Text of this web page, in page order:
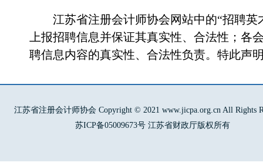
江苏省注册会计师协会网站中的“招聘
上报招聘信息并保证其真实性、合法性；
聘信息内容的真实性、合法性负责。特此声
江苏省注册会计师协会 Copyright © 2021 www.jicpa.org.cn All Rights
苏ICP备05009673号 江苏省财政厅版权所有